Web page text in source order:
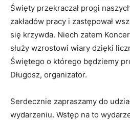
Święty przekraczał progi
zakładów pracy i zastępował
się krzywda. Niech zatem
służy wzrostowi wiary dzięki
Świętego o którego będziemy
Długosz, organizator.
Serdecznie zapraszamy do
wydarzeniu. Wstęp na to